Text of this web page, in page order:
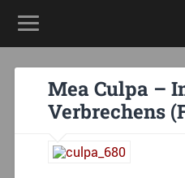
Mea Culpa –
Verbrechens